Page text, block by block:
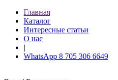
Главная
Каталог
Интересные статьи
О нас
|
WhatsApp 8 705 306 6649